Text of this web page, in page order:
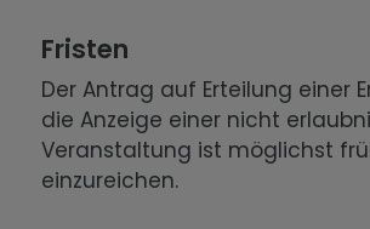
Fristen
Der Antrag auf Erteilung einer
die Anzeige einer nicht
Veranstaltung ist möglichst
einzureichen.